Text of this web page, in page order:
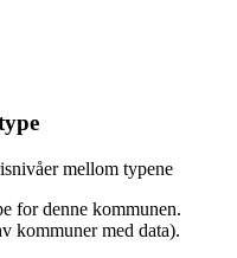
mellom typene
for denne kommunen.
kommuner med data).